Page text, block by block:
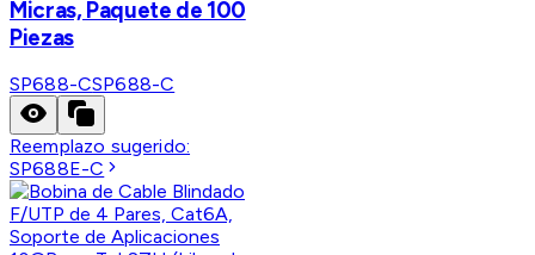
Micras, Paquete de 100
Piezas
SP688-CSP688-C
Reemplazo sugerido:
SP688E-C